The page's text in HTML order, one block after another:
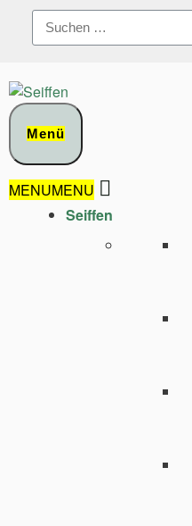
Suchen
nach:
Menü
MENUMENU
Seiffen